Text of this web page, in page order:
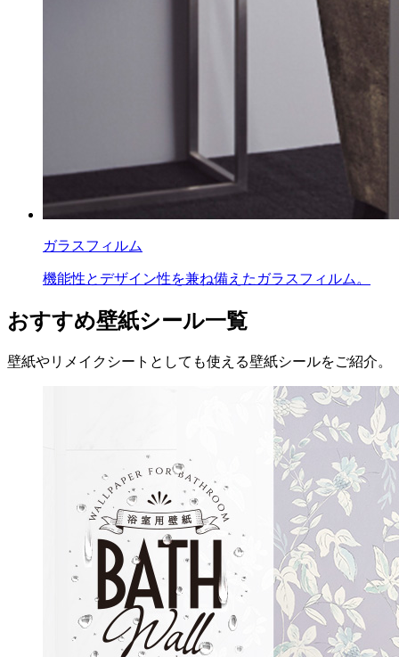
ガラスフィルム
機能性とデザイン性を兼ね備えたガラスフィルム。
おすすめ壁紙シール一覧
壁紙やリメイクシートとしても使える壁紙シールをご紹介。